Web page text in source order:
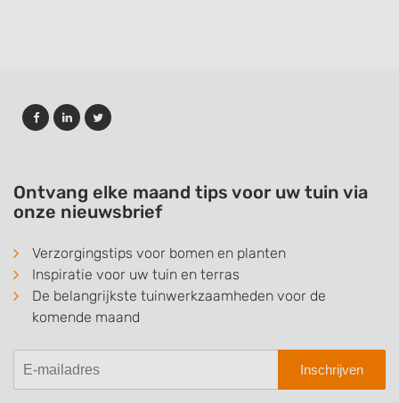
Ontvang elke maand tips voor uw tuin via
onze nieuwsbrief
Verzorgingstips voor bomen en planten
Inspiratie voor uw tuin en terras
De belangrijkste tuinwerkzaamheden voor de
komende maand
Inschrijven